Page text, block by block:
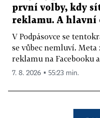
první volby, kdy
reklamu. A hlavní
V Podpásovce se
se vůbec nemluví.
reklamu na Facebooku
7. 8. 2026 ▪ 55:23 min.